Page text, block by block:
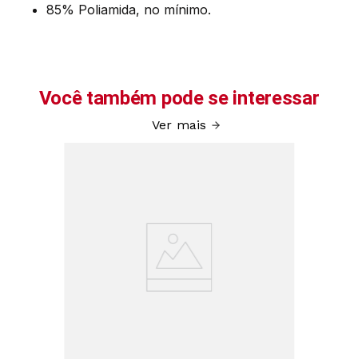
85% Poliamida, no mínimo.
Você também pode se interessar
Ver mais